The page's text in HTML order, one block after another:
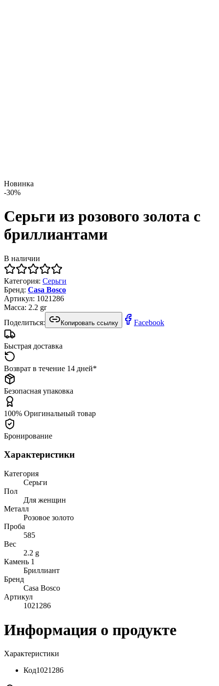
Новинка
-30%
Серьги из розового золота с
бриллиантами
В наличии
Категория: Серьги
Бренд: Casa Bosco
Артикул: 1021286
Масса: 2.2 gr
Поделиться:
Копировать ссылку Facebook
Быстрая доставка
Возврат в течение 14 дней*
Безопасная упаковка
100% Оригинальный товар
Бронирование
Характеристики
Категория
Серьги
Пол
Для женщин
Металл
Розовое золото
Проба
585
Вес
2.2 g
Камень 1
Бриллиант
Бренд
Casa Bosco
Артикул
1021286
Информация о продукте
Характеристики
Код1021286